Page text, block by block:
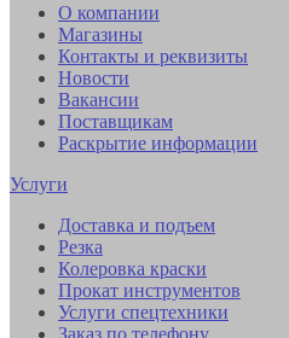
О компании
Магазины
Контакты и реквизиты
Новости
Вакансии
Поставщикам
Раскрытие информации
Услуги
Доставка и подъем
Резка
Колеровка краски
Прокат инструментов
Услуги спецтехники
Заказ по телефону